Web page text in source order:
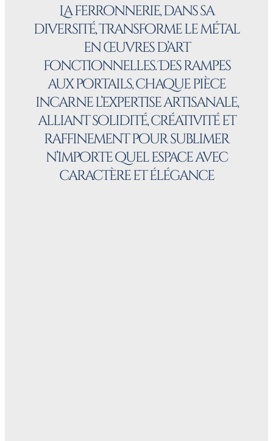
La ferronnerie, dans sa
diversité, transforme le métal
en œuvres d’art
fonctionnelles. Des rampes
aux portails, chaque pièce
incarne l’expertise artisanale,
alliant solidité, créativité et
raffinement pour sublimer
n’importe quel espace avec
caractère et élégance